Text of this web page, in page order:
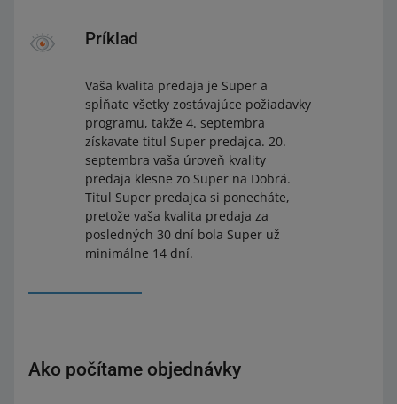
Príklad
Vaša kvalita predaja je Super a
spĺňate všetky zostávajúce požiadavky
programu, takže 4. septembra
získavate titul Super predajca. 20.
septembra vaša úroveň kvality
predaja klesne zo Super na Dobrá.
Titul Super predajca si ponecháte,
pretože vaša kvalita predaja za
posledných 30 dní bola Super už
minimálne 14 dní.
Ako počítame objednávky